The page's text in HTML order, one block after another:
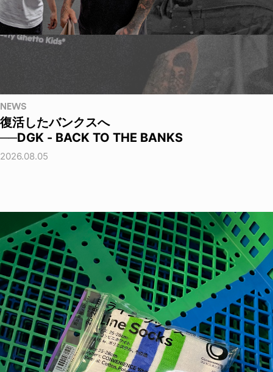
NEWS
復活したバンクスへ
──DGK - BACK TO THE BANKS
2026.08.05